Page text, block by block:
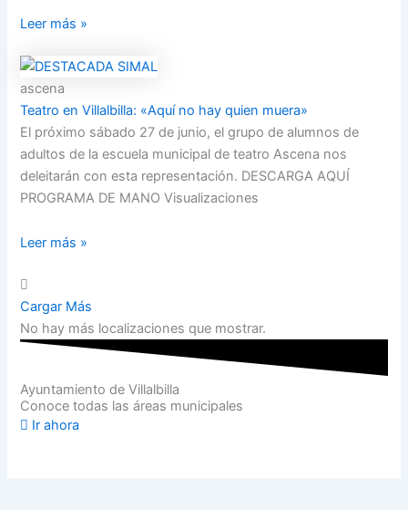
Leer más »
ascena
Teatro en Villalbilla: «Aquí no hay quien muera»
El próximo sábado 27 de junio, el grupo de alumnos de
adultos de la escuela municipal de teatro Ascena nos
deleitarán con esta representación. DESCARGA AQUÍ
PROGRAMA DE MANO Visualizaciones
Leer más »
Cargar Más
No hay más localizaciones que mostrar.
Ayuntamiento de Villalbilla
Conoce todas las áreas municipales
Ir ahora